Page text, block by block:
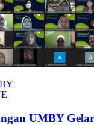
UMBY